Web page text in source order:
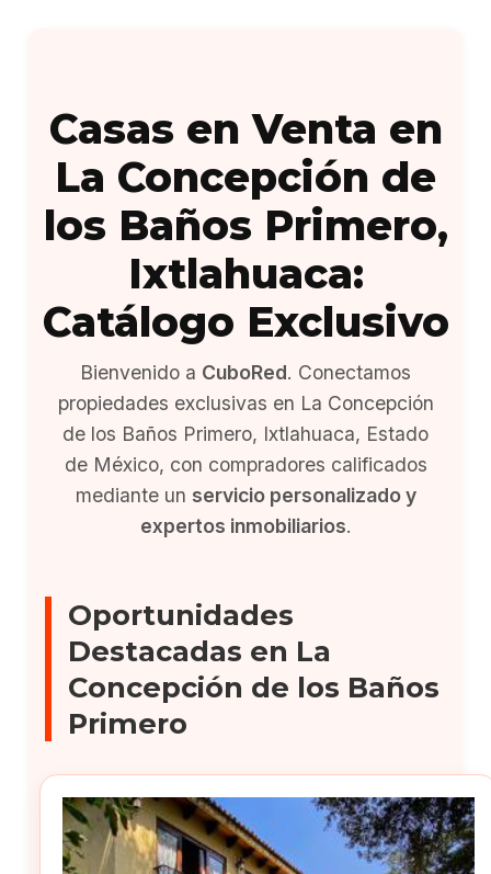
Casas en Venta en
La Concepción de
los Baños Primero,
Ixtlahuaca:
Catálogo Exclusivo
Bienvenido a CuboRed. Conectamos
propiedades exclusivas en La Concepción
de los Baños Primero, Ixtlahuaca, Estado
de México, con compradores calificados
mediante un servicio personalizado y
expertos inmobiliarios.
Oportunidades
Destacadas en La
Concepción de los Baños
Primero